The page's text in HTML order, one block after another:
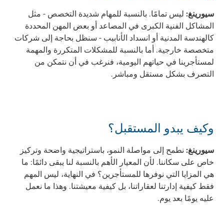
سيورينغ: ليس تمامًا. بالنسبة للمهام شديدة التخصص - مثل
المشاكل الفنية الكبرى في المصاعد أو بعض المهن المحددة
كالهندسة المدنية أو انسداد الأنابيب - سنظل بحاجة إلى شركات
متخصصة خارجية. أما بالنسبة للمشكلات المتكررة والمهمة
لمستأجرينا في حياتهم اليومية، فنرغب في أن نتمكن من
التصرف بشكل مستقل ومباشر.
وكيف يبدو المستقبل؟
سيورينغ: نطمح إلى مواصلة النمو، باستراتيجية واضحة وتركيز
خاص على سكاننا. لأن المعيار الأهم بالنسبة لنا يبقى دائمًا: ما
هي المزايا التي نوفرها للمستأجرين؟ في النهاية، ليس المهم
فقط كيفية إدارتنا لعقاراتنا، بل كيفية معيشتنا. وهذا ما نعمل
عليه يومًا بعد يوم.